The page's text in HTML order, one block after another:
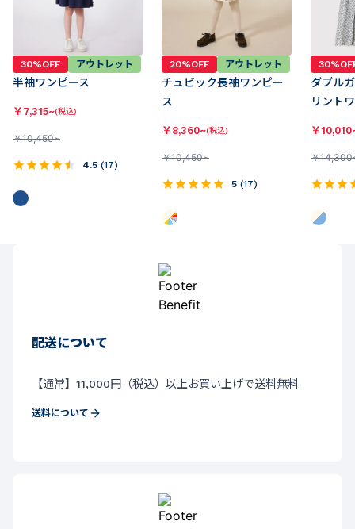
30%OFF アウトレット
半袖ワンピース
￥ 7,315~(税込)
￥10,450~
4.5 (17)
20%OFF アウトレット
チュビック長袖ワンピー
ス
￥ 8,360~(税込)
￥10,450~
5 (17)
ダブル
リント
￥
￥
配送について
【通常】11,000円（税込）以上お買い上げで送料無料
送料について